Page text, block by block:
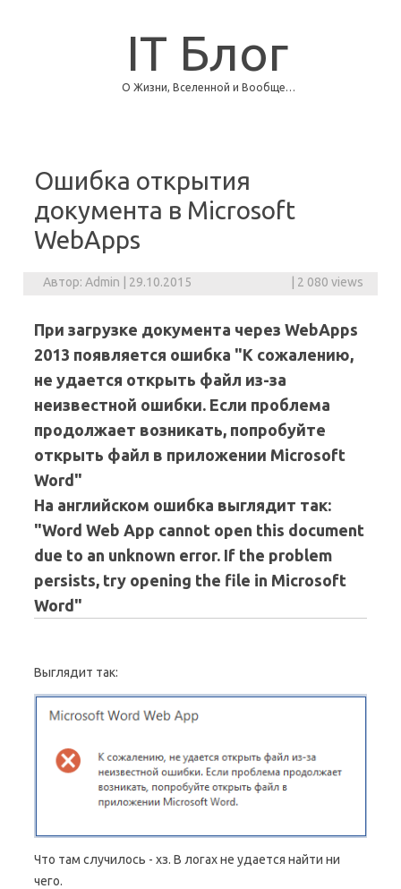
IT Блог
О Жизни, Вселенной и Вообще…
Ошибка открытия
документа в Microsoft
WebApps
Автор:Admin 29.10.2015 2 080 views
При загрузке документа через WebApps
2013 появляется ошибка "К сожалению,
не удается открыть файл из-за
неизвестной ошибки. Если проблема
продолжает возникать, попробуйте
открыть файл в приложении Microsoft
Word"
На английском ошибка выглядит так:
"Word Web App cannot open this document
due to an unknown error. If the problem
persists, try opening the file in Microsoft
Word"
Выглядит так:
Что там случилось - хз. В логах не удается найти ни
чего.